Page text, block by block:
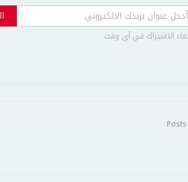
الاشتراك في أي وقت